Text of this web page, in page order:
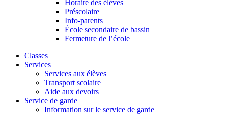
Horaire des élèves
Préscolaire
Info-parents
École secondaire de bassin
Fermeture de l’école
Classes
Services
Services aux élèves
Transport scolaire
Aide aux devoirs
Service de garde
Information sur le service de garde